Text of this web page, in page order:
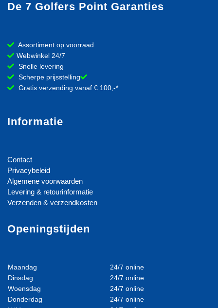
De 7 Golfers Point Garanties
Assortiment op voorraad
Webwinkel 24/7
Snelle levering
Scherpe prijsstelling
Gratis verzending vanaf € 100,-*
Informatie
Contact
Privacybeleid
Algemene voorwaarden
Levering & retourinformatie
Verzenden & verzendkosten
Openingstijden
Maandag
24/7 online
Dinsdag
24/7 online
Woensdag
24/7 online
Donderdag
24/7 online